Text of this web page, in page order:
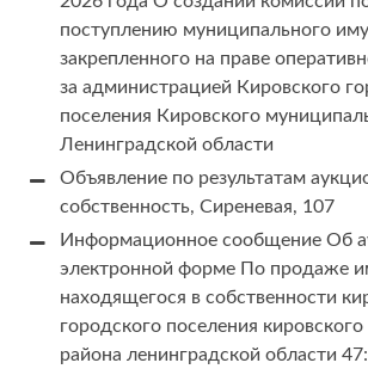
поступлению муниципального
закрепленного на праве
за администрацией Кировского
поселения Кировского
Ленинградской области
Объявление по результатам
собственность, Сиреневая, 107
Информационное сообщение Об
электронной форме По продаже
находящегося в собственности
городского поселения
района ленинградской области